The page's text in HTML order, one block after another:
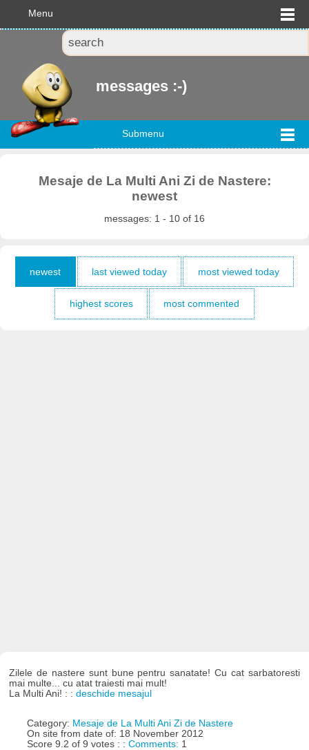
Menu
messages :-)
Submenu
Mesaje de La Multi Ani Zi de Nastere:
newest
messages: 1 - 10 of 16
newest last viewed today most viewed today
highest scores most commented
Zilele de nastere sunt bune pentru sanatate! Cu cat sarbatoresti
mai multe... cu atat traiesti mai mult!
La Multi Ani! : :deschide mesajul
Category: Mesaje de La Multi Ani Zi de Nastere
On site from date of: 18 November 2012
Score 9.2 of 9 votes : : Comments: 1